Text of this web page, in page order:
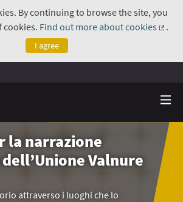
By continuing to browse the site, you
cookies. Find out more about cookies
.
I agree
la narrazione
Valnure
attraverso i luoghi che lo